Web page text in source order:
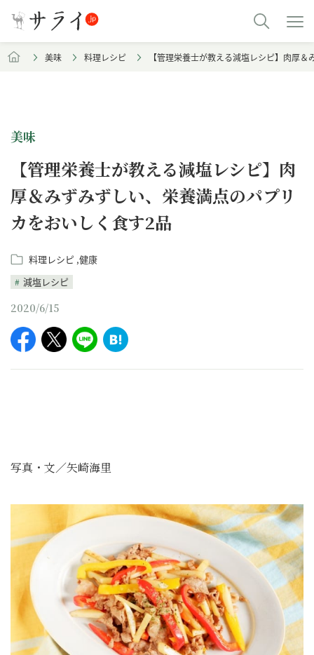
美味 料理レシピ 【管理栄養士が教える減塩レシピ】肉厚
美味
【管理栄養士が教える減塩レシピ】肉
厚＆みずみずしい、栄養満点のパプリ
カをおいしく食す2品
料理レシピ 健康
減塩レシピ
2020/6/15
写真・文／矢崎海里